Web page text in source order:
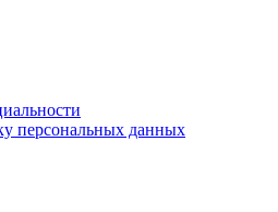
персональных данных